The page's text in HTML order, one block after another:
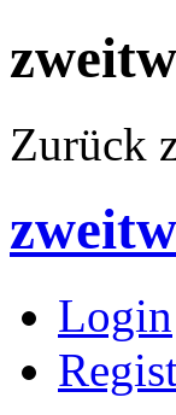
Zurück
Login